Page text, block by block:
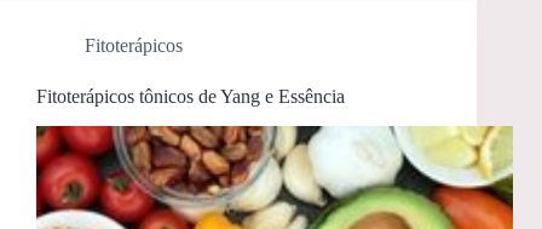
Fitoterápicos
Fitoterápicos tônicos de Yang e Essência